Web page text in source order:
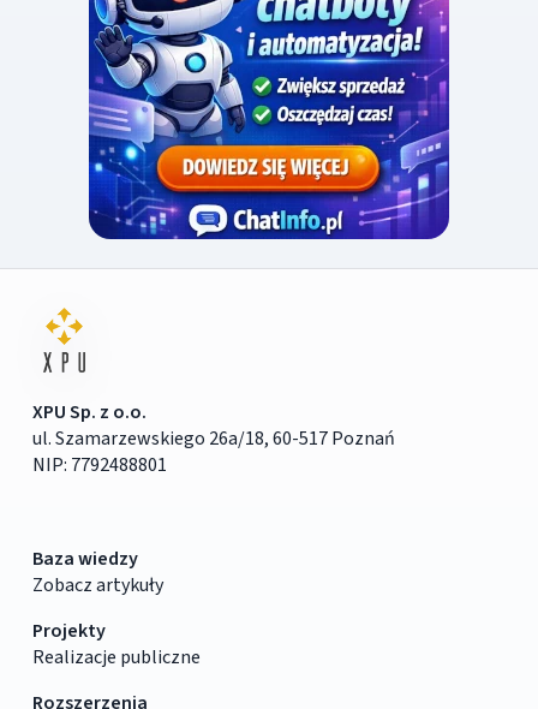
XPU Sp. z o.o.
ul. Szamarzewskiego 26a/18, 60-517 Poznań
NIP: 7792488801
Baza wiedzy
Zobacz artykuły
Projekty
Realizacje publiczne
Rozszerzenia